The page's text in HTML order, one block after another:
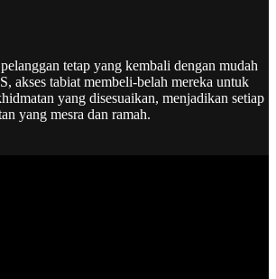
tetap yang kembali dengan mudah
akses tabiat membeli-belah mereka untuk
yang disesuaikan, menjadikan setiap
yang mesra dan ramah.